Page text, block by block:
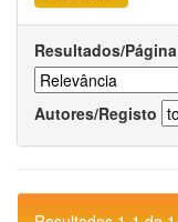
Resultados/Página
Autores/Registo